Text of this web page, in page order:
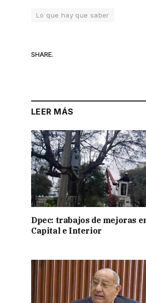
Lo que hay que saber
SHARE.
LEER MÁS
Dpec: trabajos de mejoras
Capital e Interior